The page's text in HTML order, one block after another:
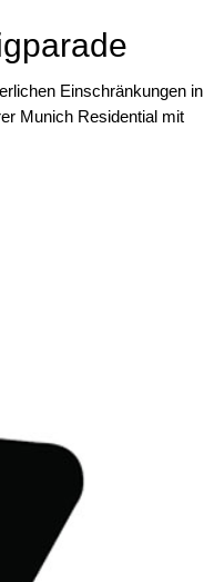
Einschränkungen in
Munich Residential mit